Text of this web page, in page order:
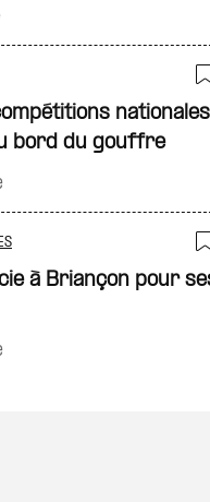
bord du gouffre
à Briançon pour